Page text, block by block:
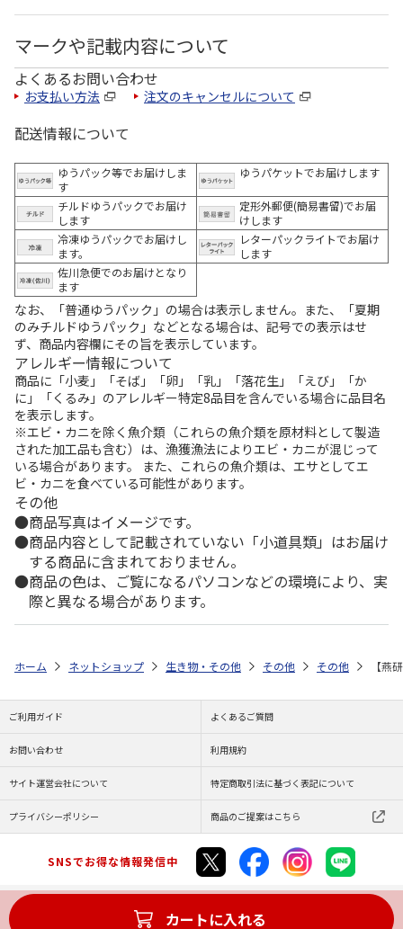
マークや記載内容について
よくあるお問い合わせ
お支払い方法 注文のキャンセルについて
配送情報について
ゆうパック等でお届けしま
す
ゆうパケットでお届けします
チルドゆうパックでお届け
します
定形外郵便(簡易書留)でお届
けします
冷凍ゆうパックでお届けし
ます。
レターパックライトでお届け
します
佐川急便でのお届けとなり
ます
なお、「普通ゆうパック」の場合は表示しません。また、「夏期
のみチルドゆうパック」などとなる場合は、記号での表示はせ
ず、商品内容欄にその旨を表示しています。
アレルギー情報について
商品に「小麦」「そば」「卵」「乳」「落花生」「えび」「か
に」「くるみ」のアレルギー特定8品目を含んでいる場合に品目名
を表示します。
※エビ・カニを除く魚介類（これらの魚介類を原材料として製造
された加工品も含む）は、漁獲漁法によりエビ・カニが混じって
いる場合があります。 また、これらの魚介類は、エサとしてエ
ビ・カニを食べている可能性があります。
その他
商品写真はイメージです。
商品内容として記載されていない「小道具類」はお届け
する商品に含まれておりません。
商品の色は、ご覧になるパソコンなどの環境により、実
際と異なる場合があります。
カートに入れる
ホーム ネットショップ 生き物・その他 その他 その他 【燕
ご利用ガイド よくあるご質問
お問い合わせ 利用規約
サイト運営会社について 特定商取引法に基づく表記について
プライバシーポリシー 商品のご提案はこちら
SNSでお得な情報発信中